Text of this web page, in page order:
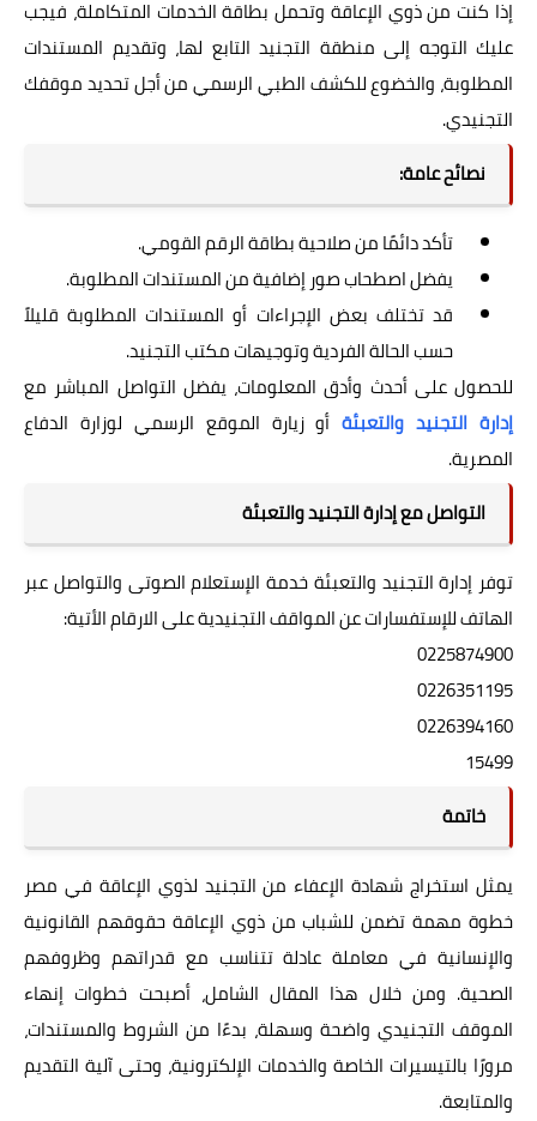
إذا كنت من ذوي الإعاقة وتحمل بطاقة الخدمات المتكاملة، فيجب
عليك التوجه إلى منطقة التجنيد التابع لها، وتقديم المستندات
المطلوبة، والخضوع للكشف الطبي الرسمي من أجل تحديد موقفك
التجنيدي.
نصائح عامة:
تأكد دائمًا من صلاحية بطاقة الرقم القومي.
يفضل اصطحاب صور إضافية من المستندات المطلوبة.
قد تختلف بعض الإجراءات أو المستندات المطلوبة قليلاً
حسب الحالة الفردية وتوجيهات مكتب التجنيد.
للحصول على أحدث وأدق المعلومات، يفضل التواصل المباشر مع
إدارة التجنيد والتعبئةأو زيارة الموقع الرسمي لوزارة الدفاع
المصرية.
التواصل مع إدارة التجنيد والتعبئة
توفر إدارة التجنيد والتعبئة خدمة الإستعلام الصوتى والتواصل عبر
الهاتف للإستفسارات عن المواقف التجنيدية على الارقام الأتية:
0225874900
0226351195
0226394160
15499
خاتمة
يمثل استخراج شهادة الإعفاء من التجنيد لذوي الإعاقة في مصر
خطوة مهمة تضمن للشباب من ذوي الإعاقة حقوقهم القانونية
والإنسانية في معاملة عادلة تتناسب مع قدراتهم وظروفهم
الصحية. ومن خلال هذا المقال الشامل، أصبحت خطوات إنهاء
الموقف التجنيدي واضحة وسهلة، بدءًا من الشروط والمستندات،
مرورًا بالتيسيرات الخاصة والخدمات الإلكترونية، وحتى آلية التقديم
والمتابعة.